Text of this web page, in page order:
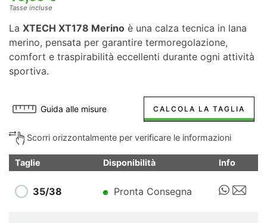
Tasse incluse
La XTECH XT178 Merino è una calza tecnica in lana
merino, pensata per garantire termoregolazione,
comfort e traspirabilità eccellenti durante ogni attività
sportiva.
Guida alle misure CALCOLA LA TAGLIA
Scorri orizzontalmente per verificare le informazioni
Taglie Disponibilità Info
35/38 Pronta Consegna